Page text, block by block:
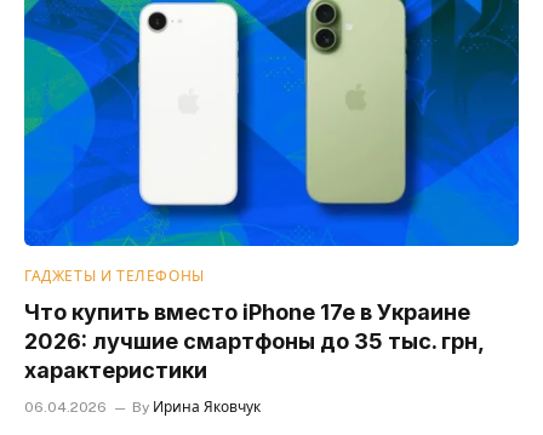
ГАДЖЕТЫ И ТЕЛЕФОНЫ
Что купить вместо iPhone 17e в Украине
2026: лучшие смартфоны до 35 тыс. грн,
характеристики
06.04.2026 By Ирина Яковчук